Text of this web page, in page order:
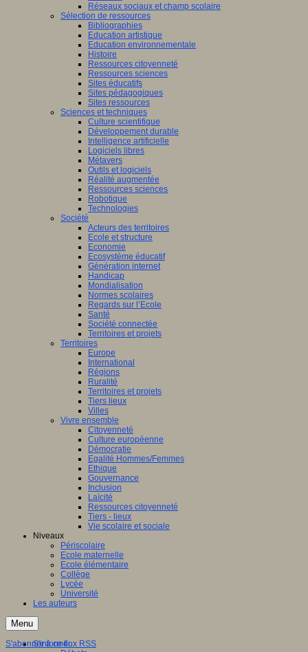
Réseaux sociaux et champ scolaire
Sélection de ressources
Bibliographies
Education artistique
Education environnementale
Histoire
Ressources citoyenneté
Ressources sciences
Sites éducatifs
Sites pédagogiques
Sites ressources
Sciences et techniques
Culture scientifique
Développement durable
Intelligence artificielle
Logiciels libres
Métavers
Outils et logiciels
Réalité augmentée
Ressources sciences
Robotique
Technologies
Société
Acteurs des territoires
Ecole et structure
Economie
Ecosystème éducatif
Génération internet
Handicap
Mondialisation
Normes scolaires
Regards sur l’Ecole
Santé
Société connectée
Territoires et projets
Territoires
Europe
International
Régions
Ruralité
Territoires et projets
Tiers lieux
Villes
Vivre ensemble
Citoyenneté
Culture européenne
Démocratie
Egalité Hommes/Femmes
Ethique
Gouvernance
Inclusion
Laïcité
Ressources citoyenneté
Tiers - lieux
Vie scolaire et sociale
Niveaux
Périscolaire
Ecole maternelle
Ecole élémentaire
Collège
Lycée
Université
Les auteurs
Menu
S'informer
S'abonner à ce flux RSS